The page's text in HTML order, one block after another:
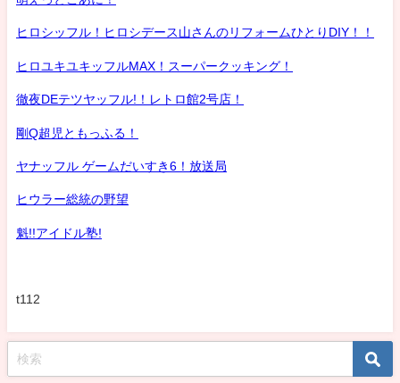
ヒロシッフル！ヒロシデース山さんのリフォームひとりDIY！！
ヒロユキユキッフルMAX！スーパークッキング！
徹夜DEテツヤッフル!！レトロ館2号店！
剛Q超児ともっふる！
ヤナッフル ゲームだいすき6！放送局
ヒウラー総統の野望
魁!!アイドル塾!
t112